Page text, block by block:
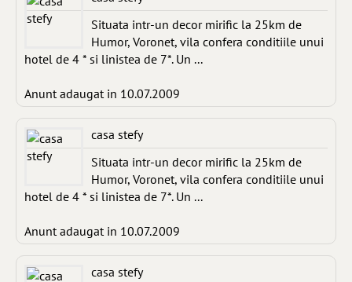
Situata intr-un decor mirific la 25km de
Humor, Voronet, vila confera conditiile unui
hotel de 4 * si linistea de 7*. Un ...
Anunt adaugat in 10.07.2009
casa stefy
Situata intr-un decor mirific la 25km de
Humor, Voronet, vila confera conditiile unui
hotel de 4 * si linistea de 7*. Un ...
Anunt adaugat in 10.07.2009
casa stefy